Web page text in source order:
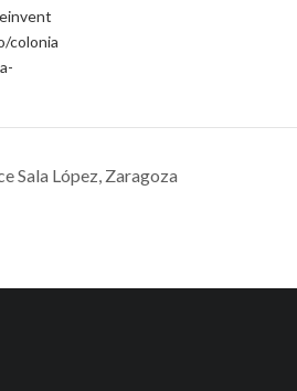
colonia
Sala López, Zaragoza